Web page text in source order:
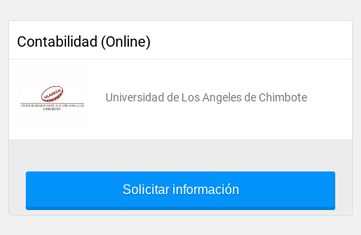
Contabilidad (Online)
Universidad de Los Angeles de Chimbote
Solicitar información